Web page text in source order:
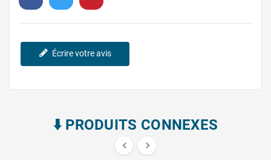
Écrire votre avis
⬇️​ PRODUITS CONNEXES
 